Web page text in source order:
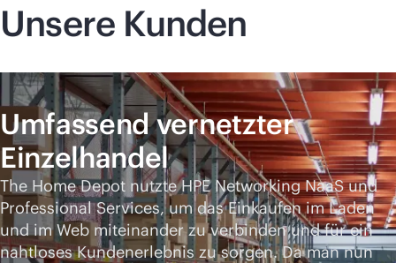
Unsere Kunden
Umfassend vernetzter
Einzelhandel
The Home Depot nutzte HPE Networking NaaS und
Professional Services, um das Einkaufen im Laden
und im Web miteinander zu verbinden und für ein
nahtloses Kundenerlebnis zu sorgen. Da man nun